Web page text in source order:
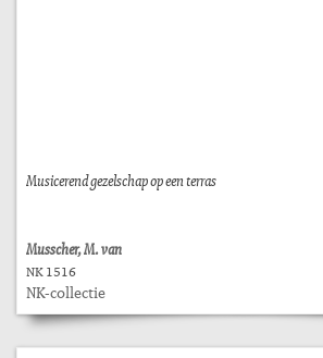
Musicerend gezelschap op een terras
Musscher, M. van
NK 1516
NK-collectie